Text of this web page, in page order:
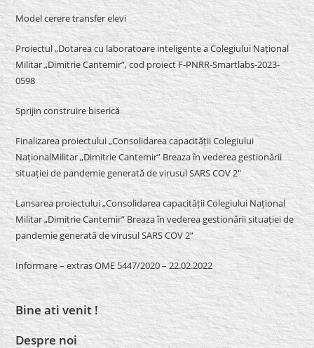
Model cerere transfer elevi
Proiectul „Dotarea cu laboratoare inteligente a Colegiului Național
Militar „Dimitrie Cantemir”, cod proiect F-PNRR-Smartlabs-2023-
0598
Sprijin construire biserică
Finalizarea proiectului „Consolidarea capacității Colegiului
NaționalMilitar „Dimitrie Cantemir” Breaza în vederea gestionării
situației de pandemie generată de virusul SARS COV 2″
Lansarea proiectului „Consolidarea capacității Colegiului Național
Militar „Dimitrie Cantemir” Breaza în vederea gestionării situației de
pandemie generată de virusul SARS COV 2”
Informare – extras OME 5447/2020 – 22.02.2022
Bine ati venit !
Despre noi